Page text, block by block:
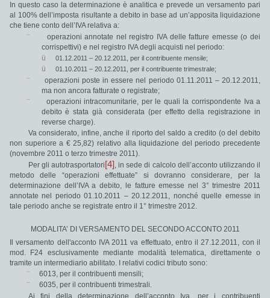
In questo caso la determinazione è analitica e prevede un versamento pari
al 100%dell’imposta risultante a debito in base ad un’apposita liquidazione
che tiene conto dell’IVA relativa a:
¨
operazioni annotate nel registro IVA delle fatture emesse (o dei
corrispettivi) e nel registro IVA degli acquisti nel periodo:
ü
01.12.2011 – 20.12.2011, per il contribuente mensile;
ü 01.10.2011 – 20.12.2011, per il contribuentetrimestrale;
¨
operazioni poste in essere nel periodo 01.11.2011 – 20.12.2011,
ma non ancora fatturate o registrate;
¨
operazioni intracomunitarie, per le quali la corrispondente Iva a
debito è stata già considerata (per effetto della registrazione in
reverse charge).
Va considerato, infine, anche il riporto del saldo a credito (o del debito
non superiore a € 25,82) relativo alla liquidazione del periodo precedente
(novembre 2011 o terzo trimestre 2011).
Per gli autotrasportatori[4] , in sede di calcolo dell’acconto utilizzando il
metodo delle “operazioni effettuate” si dovranno considerare, per la
determinazione dell’IVA a debito, le fatture emesse nel 3° trimestre 2011
annotate nel periodo 01.10.2011 – 20.12.2011
, nonché quelle emesse in
tale periodo anche se registrate entro il 1° trimestre 2012.
MODALITA’ DI VERSAMENTO DEL SECONDO ACCONTO 2011
Il versamento dell'acconto IVA 2011 va effettuato, entro il 27.12.2011
, con il
mod. F24 esclusivamente mediantemodalità telematica
, direttamente o
tramite un intermediario abilitato. I relativi codici tributo sono:
¨
6013, per il contribuenti mensili;
¨
6035, per il contribuenti trimestrali.
Ai fini della determinazione dell’acconto Iva, per i contribuenti